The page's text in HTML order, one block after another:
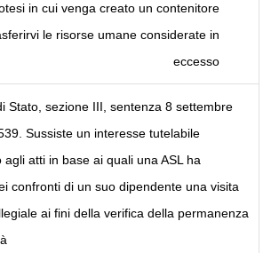
in cui venga creato un contenitore
le risorse umane considerate in
eccesso
Stato, sezione III, sentenza 8 settembre
Sussiste un interesse tutelabile
agli atti in base ai quali una ASL ha
confronti di un suo dipendente una visita
ai fini della verifica della permanenza